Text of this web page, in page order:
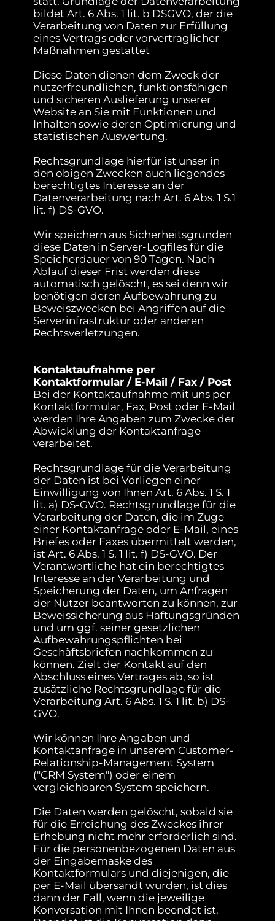
bildet Art. 6 Abs. 1 lit. b DSGVO, der die
Verarbeitung von Daten zur Erfüllung
eines Vertrags oder vorvertraglicher
Maßnahmen gestattet
Diese Daten dienen dem Zweck der
nutzerfreundlichen, funktionsfähigen
und sicheren Auslieferung unserer
Website an Sie mit Funktionen und
Inhalten sowie deren Optimierung und
statistischen Auswertung.
Rechtsgrundlage hierfür ist unser in
den obigen Zwecken auch liegendes
berechtigtes Interesse an der
Datenverarbeitung nach Art. 6 Abs. 1 S.1
lit. f) DS-GVO.
Wir speichern aus Sicherheitsgründen
diese Daten in Server-Logfiles für die
Speicherdauer von 90 Tagen. Nach
Ablauf dieser Frist werden diese
automatisch gelöscht, es sei denn wir
benötigen deren Aufbewahrung zu
Beweiszwecken bei Angriffen auf die
Serverinfrastruktur oder anderen
Rechtsverletzungen.
Kontaktaufnahme per
Kontaktformular / E-Mail / Fax / Post
Bei der Kontaktaufnahme mit uns per
Kontaktformular, Fax, Post oder E-Mail
werden Ihre Angaben zum Zwecke der
Abwicklung der Kontaktanfrage
verarbeitet.
Rechtsgrundlage für die Verarbeitung
der Daten ist bei Vorliegen einer
Einwilligung von Ihnen Art. 6 Abs. 1 S. 1
lit. a) DS-GVO. Rechtsgrundlage für die
Verarbeitung der Daten, die im Zuge
einer Kontaktanfrage oder E-Mail, eines
Briefes oder Faxes übermittelt werden,
ist Art. 6 Abs. 1 S. 1 lit. f) DS-GVO. Der
Verantwortliche hat ein berechtigtes
Interesse an der Verarbeitung und
Speicherung der Daten, um Anfragen
der Nutzer beantworten zu können, zur
Beweissicherung aus Haftungsgründen
und um ggf. seiner gesetzlichen
Aufbewahrungspflichten bei
Geschäftsbriefen nachkommen zu
können. Zielt der Kontakt auf den
Abschluss eines Vertrages ab, so ist
zusätzliche Rechtsgrundlage für die
Verarbeitung Art. 6 Abs. 1 S. 1 lit. b) DS-
GVO.
Wir können Ihre Angaben und
Kontaktanfrage in unserem Customer-
Relationship-Management System
("CRM System") oder einem
vergleichbaren System speichern.
Die Daten werden gelöscht, sobald sie
für die Erreichung des Zweckes ihrer
Erhebung nicht mehr erforderlich sind.
Für die personenbezogenen Daten aus
der Eingabemaske des
Kontaktformulars und diejenigen, die
per E-Mail übersandt wurden, ist dies
dann der Fall, wenn die jeweilige
Konversation mit Ihnen beendet ist.